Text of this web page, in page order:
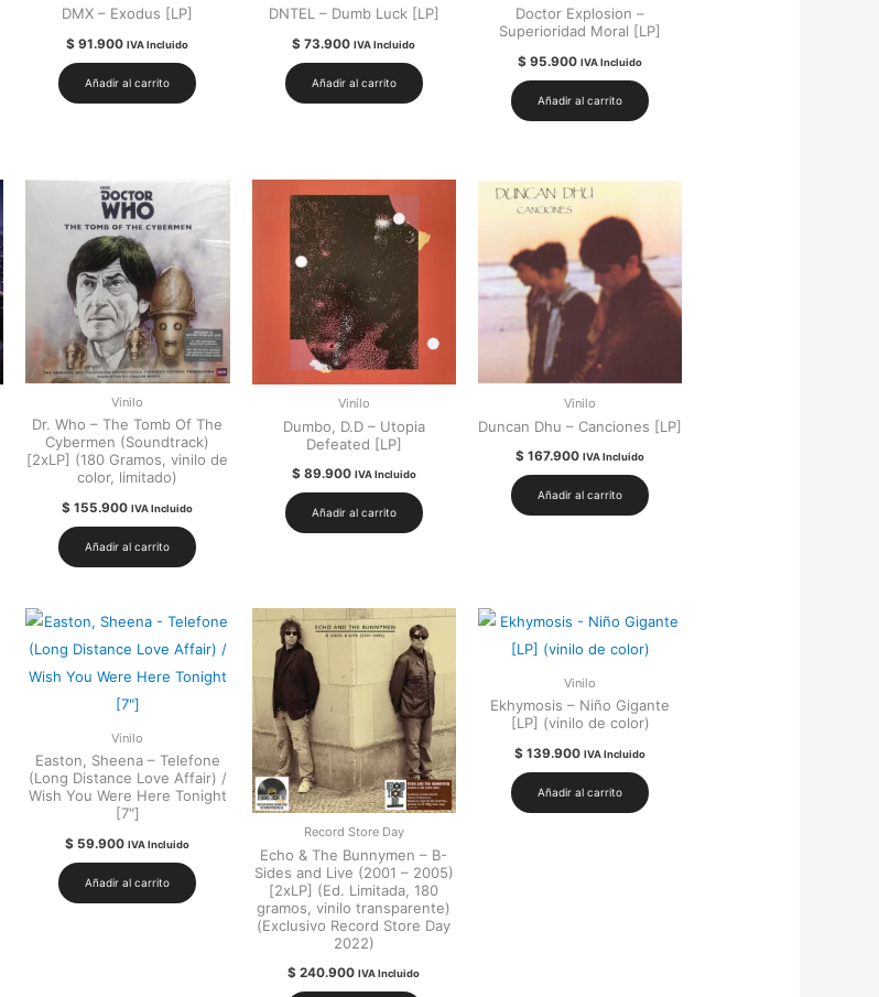
DMX – Exodus [LP]
$ 91.900 IVA Incluido
Añadir al carrito
DNTEL – Dumb Luck [LP]
$ 73.900 IVA Incluido
Añadir al carrito
Doctor Explosion –
Superioridad Moral [LP]
$ 95.900 IVA Incluido
Añadir al carrito
Vinilo
Dr. Who – The Tomb Of The
Cybermen (Soundtrack)
[2xLP] (180 Gramos, vinilo de
color, limitado)
$ 155.900 IVA Incluido
Añadir al carrito
Vinilo
Dumbo, D.D – Utopia
Defeated [LP]
$89.900 IVA Incluido
Añadir al carrito
Vinilo
Duncan Dhu – Canciones [LP]
$ 167.900 IVA Incluido
Añadir al carrito
Vinilo
Easton, Sheena – Telefone
(Long Distance Love Affair) /
Wish You Were Here Tonight
[7″]
$ 59.900 IVA Incluido
Añadir al carrito
Record Store Day
Echo & The Bunnymen – B-
Sides and Live (2001 – 2005)
[2xLP] (Ed. Limitada, 180
gramos, vinilo transparente)
(Exclusivo Record Store Day
2022)
$ 240.900 IVA Incluido
Vinilo
Ekhymosis – Niño Gigante
[LP] (vinilo de color)
$ 139.900 IVA Incluido
Añadir al carrito